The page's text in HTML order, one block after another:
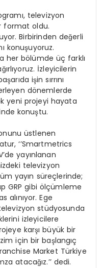
televizyon
format oldu.
Birbirinden değerli
konuşuyoruz.
her bölümde üç farklı
İzleyicilerin
işin sırrını
dönemlerde
yeni projeyi hayata
konuştu.
üstlenen
‘’Smartmetrics
yayınlanan
televizyon
yayın süreçlerinde;
GRP gibi ölçümleme
alınıyor. Ege
stüdyosunda
izleyicilere
karşı büyük bir
için bir başlangıç
Market Türkiye
atacağız.’’ dedi.